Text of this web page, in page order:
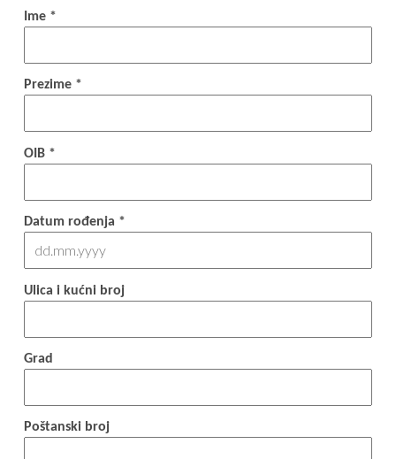
Ime *
Prezime *
OIB *
Datum rođenja *
Ulica i kućni broj
Grad
Poštanski broj